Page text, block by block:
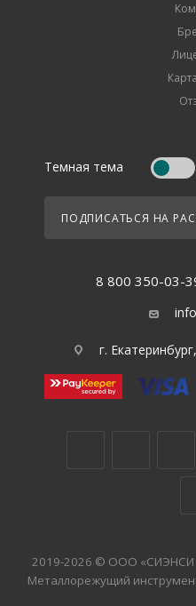
Темная тема
ПОДПИСАТЬСЯ НА
8 800 350-03-
г.
2019-2026 © ООО «СИЭНСИ
Металлорежущий